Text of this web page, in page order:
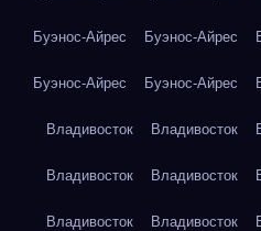
Буэнос-Айрес Буэнос-Айрес
Буэнос-Айрес Буэнос-Айрес
Владивосток Владивосток
Владивосток Владивосток
Владивосток Владивосток